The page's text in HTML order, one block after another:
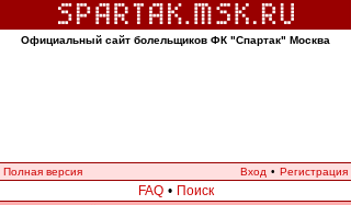
Официальный сайт болельщиков ФК "Спартак" Москва
Полная версия Вход • Регистрация
FAQ • Поиск